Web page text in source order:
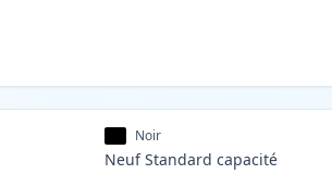
Noir
Neuf Standard capacité